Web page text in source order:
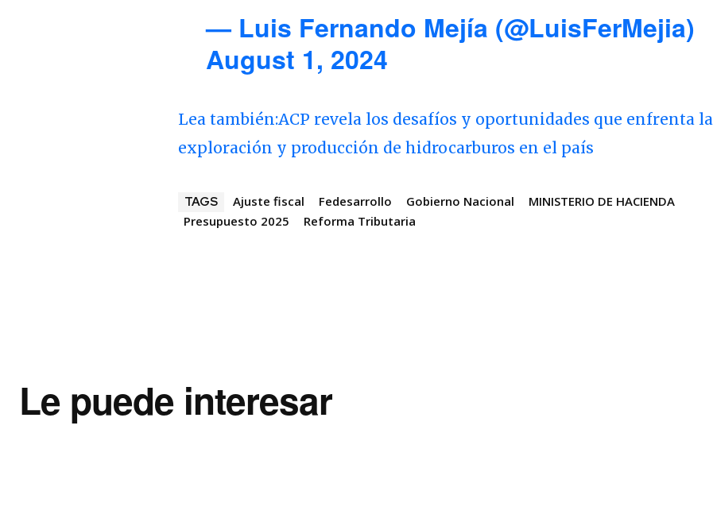
— Luis Fernando Mejía (@LuisFerMejia)
August 1, 2024
Lea también:ACP revela los desafíos y oportunidades que enfrenta la
exploración y producción de hidrocarburos en el país
TAGS Ajuste fiscal Fedesarrollo Gobierno Nacional
MINISTERIO DE HACIENDA
Presupuesto 2025
Reforma Tributaria
Le puede interesar